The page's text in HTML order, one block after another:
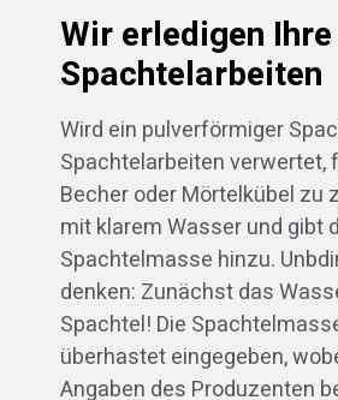
Wir erledigen Ihre
Spachtelarbeiten
Wird ein pulverförmiger
Spachtelarbeiten verwertet,
Becher oder Mörtelkübel zu
mit klarem Wasser und gibt
Spachtelmasse hinzu.
denken: Zunächst das
Spachtel! Die
überhastet eingegeben,
Angaben des Produzenten